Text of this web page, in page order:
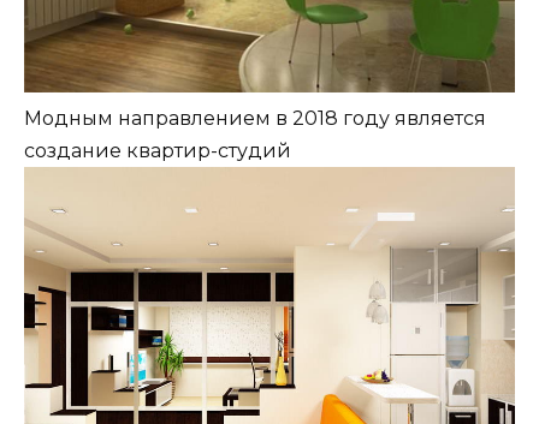
Модным направлением в 2018 году является
создание квартир-студий